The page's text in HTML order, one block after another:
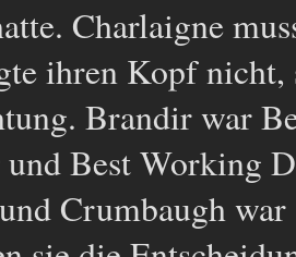
Charlaigne
ihren Kopf
Brandir war
Best Working
Crumbaugh